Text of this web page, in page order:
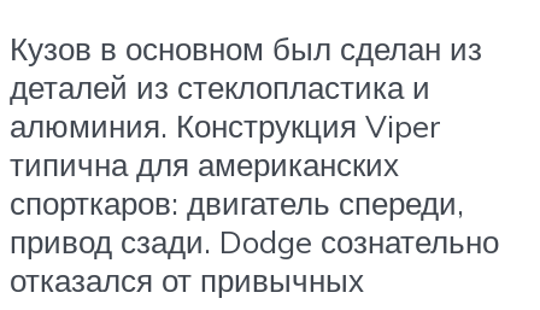
Кузов в основном был сделан из
деталей из стеклопластика и
алюминия. Конструкция Viper
типична для американских
спорткаров: двигатель спереди,
привод сзади. Dodge сознательно
отказался от привычных